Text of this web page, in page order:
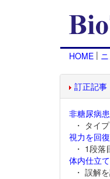
HOME |
訂正記事
非糖尿病
・ タイ
視力を回
・ 1段
体内仕立
・ 誤解